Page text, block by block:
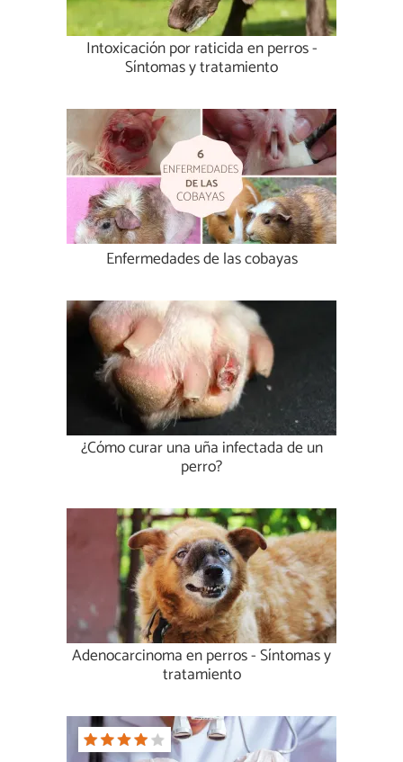
Intoxicación por raticida en perros -
Síntomas y tratamiento
Enfermedades de las cobayas
¿Cómo curar una uña infectada de un
perro?
Adenocarcinoma en perros - Síntomas y
tratamiento